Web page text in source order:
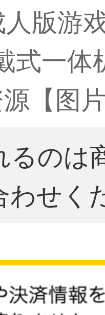
版游
式一
【图
るのは
せく